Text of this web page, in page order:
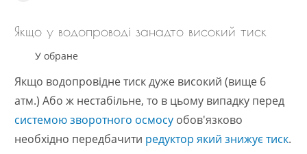
Якщо у водопроводі занадто високий тиск
У обране
Якщо водопровідне тиск дуже високий (вище 6
атм.) Або ж нестабільне, то в цьому випадку перед
системою зворотного осмосу обов'язково
необхідно передбачити редуктор який знижує тиск.